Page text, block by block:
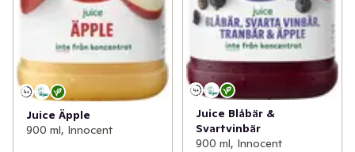
Juice Äpple
900 ml, Innocent
Juice Blåbär &
Svartvinbär
900 ml, Innocent